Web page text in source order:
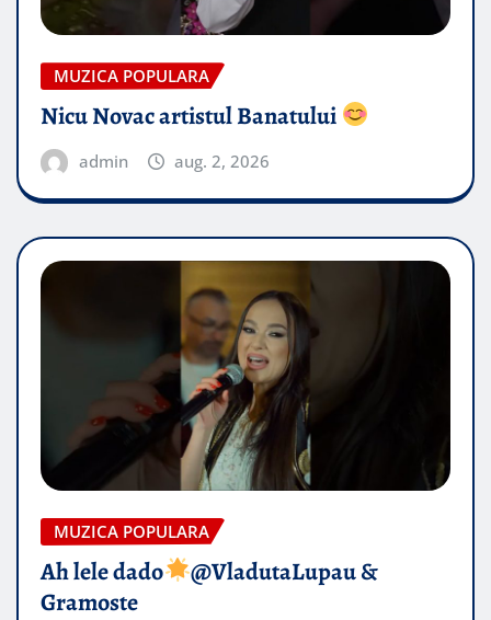
MUZICA POPULARA
Nicu Novac artistul Banatului
admin aug. 2, 2026
MUZICA POPULARA
Ah lele dado​
@VladutaLupau &
Gramoste